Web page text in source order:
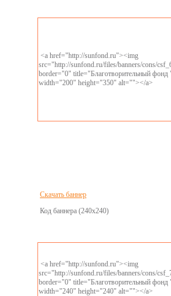
<a href="http://sunfond.ru"><img
src="http://sunfond.ru/files/banners/cons/
border="0" title="Благотворительный
width="200" height="350" alt=""></a>
Скачать баннер
Код баннера (240x240)
<a href="http://sunfond.ru"><img
src="http://sunfond.ru/files/banners/cons/
border="0" title="Благотворительный
width="240" height="240" alt=""></a>